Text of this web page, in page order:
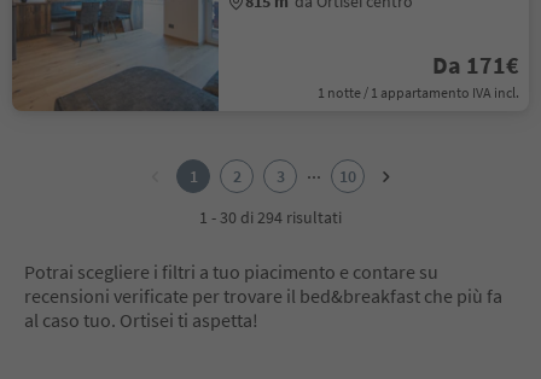
Da 171€
1 notte / 1 appartamento IVA incl.
1 2 3 ...
10
1 - 30 di 294 risultati
Potrai scegliere i filtri a tuo piacimento e contare su
recensioni verificate per trovare il bed&breakfast che più fa
al caso tuo. Ortisei ti aspetta!